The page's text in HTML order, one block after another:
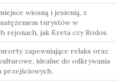
wiosną i jesienią, z
turystów w
rejonach, jak Kreta czy Rodos.
zapewniające relaks oraz
idealne do odkrywania
przejściowych.